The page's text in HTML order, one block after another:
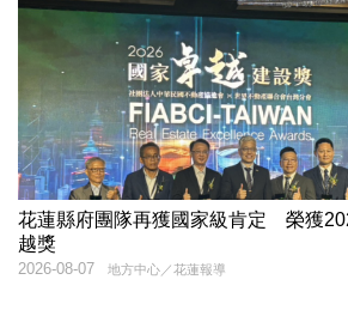
花蓮縣府團隊再獲國家級肯定 榮獲
越獎
地方中心／花蓮報導
2026-08-07